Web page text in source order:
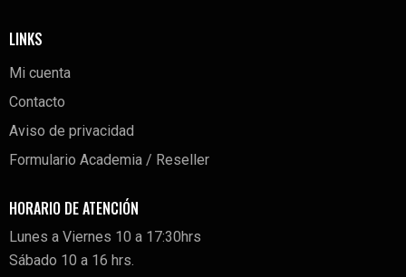
LINKS
Mi cuenta
Contacto
Aviso de privacidad
Formulario Academia / Reseller
HORARIO DE ATENCIÓN
Lunes a Viernes 10 a 17:30hrs
Sábado 10 a 16 hrs.